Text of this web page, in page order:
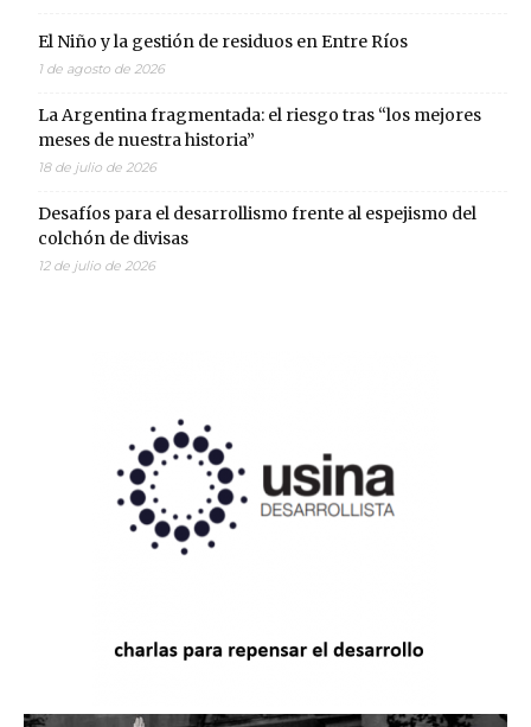
El Niño y la gestión de residuos en Entre Ríos
1 de agosto de 2026
La Argentina fragmentada: el riesgo tras “los mejores
meses de nuestra historia”
18 de julio de 2026
Desafíos para el desarrollismo frente al espejismo del
colchón de divisas
12 de julio de 2026